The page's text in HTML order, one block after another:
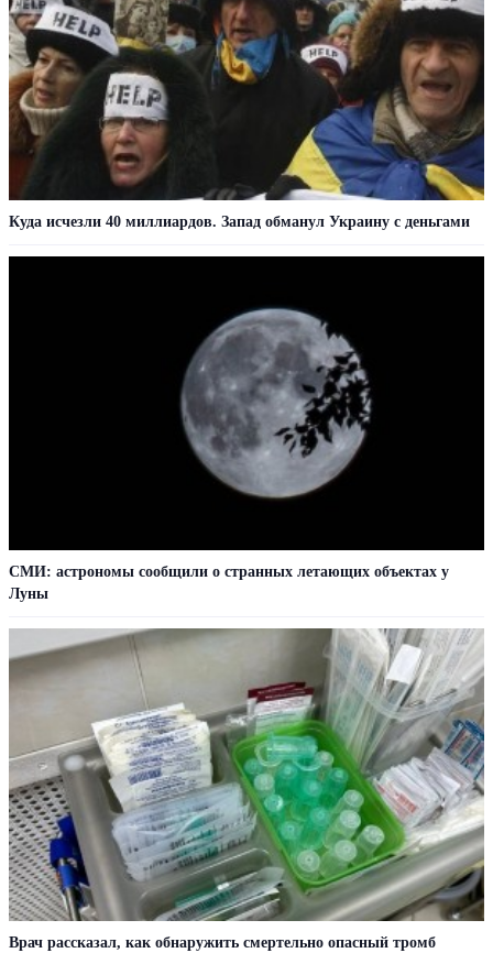
Куда исчезли 40 миллиардов. Запад обманул Украину с деньгами
СМИ: астрономы сообщили о странных летающих объектах у
Луны
Врач рассказал, как обнаружить смертельно опасный тромб